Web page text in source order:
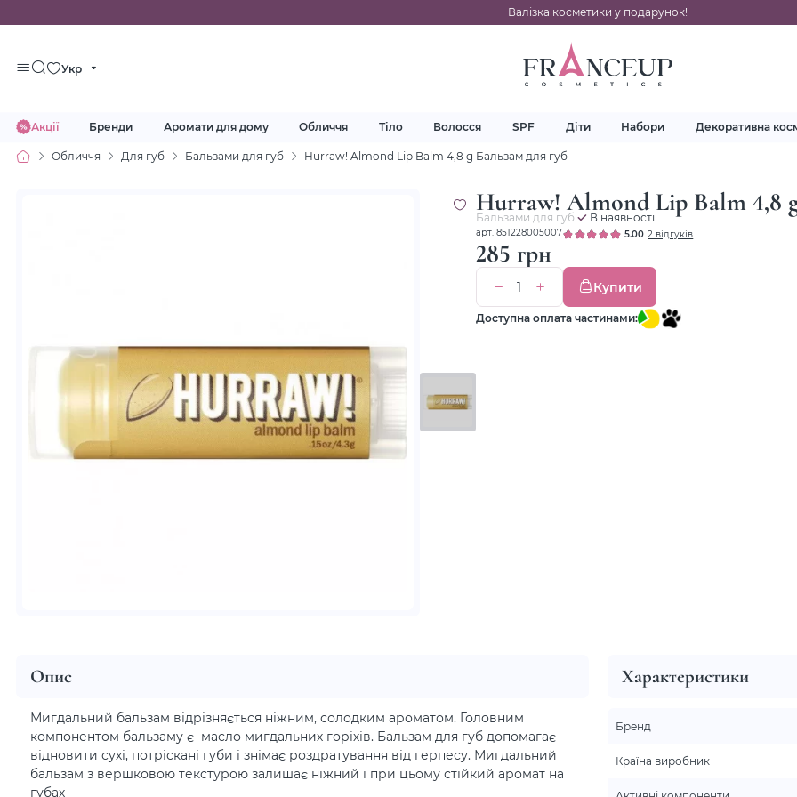
Валізка косметики у подарунок!
Укр
Акції Бренди Аромати для дому Обличчя Тіло Волосся SPF Діти Набори Декоративна
Обличчя Для губ Бальзами для губ Hurraw! Almond Lip Balm 4,8 g Бальзам для губ
Hurraw! Almond Lip Balm 4,8 g
Бальзами для губ В наявності
арт. 851228005007 5.00 2 відгуків
285 грн
Купити
Доступна оплата частинами:
Опис
Мигдальний бальзам відрізняється ніжним, солодким ароматом. Головним
компонентом бальзаму є масло мигдальних горіхів. Бальзам для губ допомагає
відновити сухі, потріскані губи і знімає роздратування від герпесу. Мигдальний
бальзам з вершковою текстурою залишає ніжний і при цьому стійкий аромат на
губах
Характеристики
Бренд
Країна виробник